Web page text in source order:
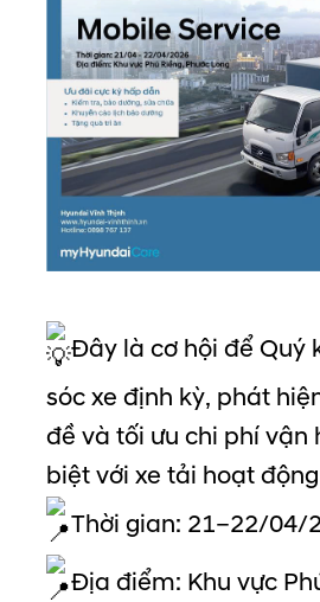
Đây là cơ hội để Quý
sóc xe định kỳ, phát
đề và tối ưu chi phí vận
biệt với xe tải hoạt
Thời gian: 21–22/04/
Địa điểm: Khu vực